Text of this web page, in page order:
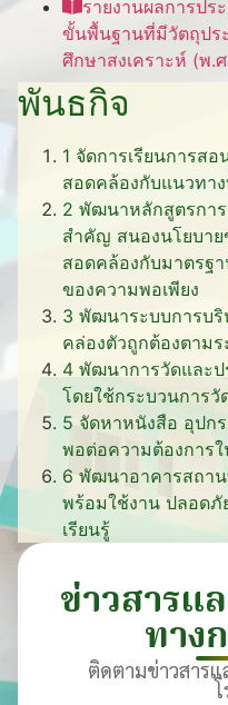
รายงานผลการป
ขั้นพื้นฐานที่มีวัตถุปร
ศึกษาสงเคราะห์ (พ.
พันธกิจ
1 จัดการเรียนการส
สอดคล้องกับแนวทา
2 พัฒนาหลักสูตรการ
สำคัญ สนองนโยบาย
สอดคล้องกับมาตรฐ
ของความพอเพียง
3 พัฒนาระบบการบ
คล่องตัวถูกต้องตามร
4 พัฒนาการวัดและป
โดยใช้กระบวนการ
5 จัดหาหนังสือ อุปก
พอต่อความต้องการใ
6 พัฒนาอาคารสถาน
พร้อมใช้งาน ปลอดภั
เรียนรู้
ข่าวสารแ
ทาง
ติดตามข่าวสาร